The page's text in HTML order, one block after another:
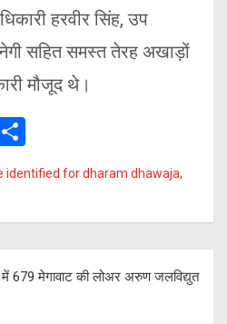
हरवीर सिंह, उप
सहित समस्त तेरह अखाड़ों
मौजूद थे।
h
ar
e
identified for dharam dhawaja,
679 मेगावाट की लोअर अरुण जलविद्युत